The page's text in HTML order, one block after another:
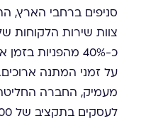
סניפים ברחבי הארץ,
צוות שירות הלקוחות
על זמני המתנה
מעמיק, החברה
לעסקים בתקציב של 25,000 ש"ח.